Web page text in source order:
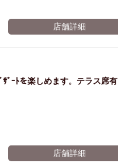
店舗詳細
ﾞｰﾄを楽しめます。テラス席有
店舗詳細